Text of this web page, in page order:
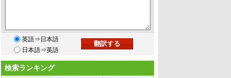
英語⇒日本語
日本語⇒英語
検索ランキング